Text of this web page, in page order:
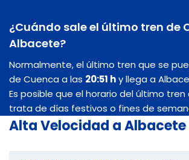
¿Cuándo sale el último tren de
Albacete?
Normalmente, el último tren que se
de Cuenca a las 20:51 hy llega a
Es posible que el horario del último tren
trata de días festivos o fines de
Alta Velocidad a Albacete